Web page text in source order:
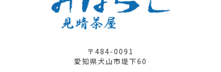
〒484-0091
愛知県犬山市堤下60